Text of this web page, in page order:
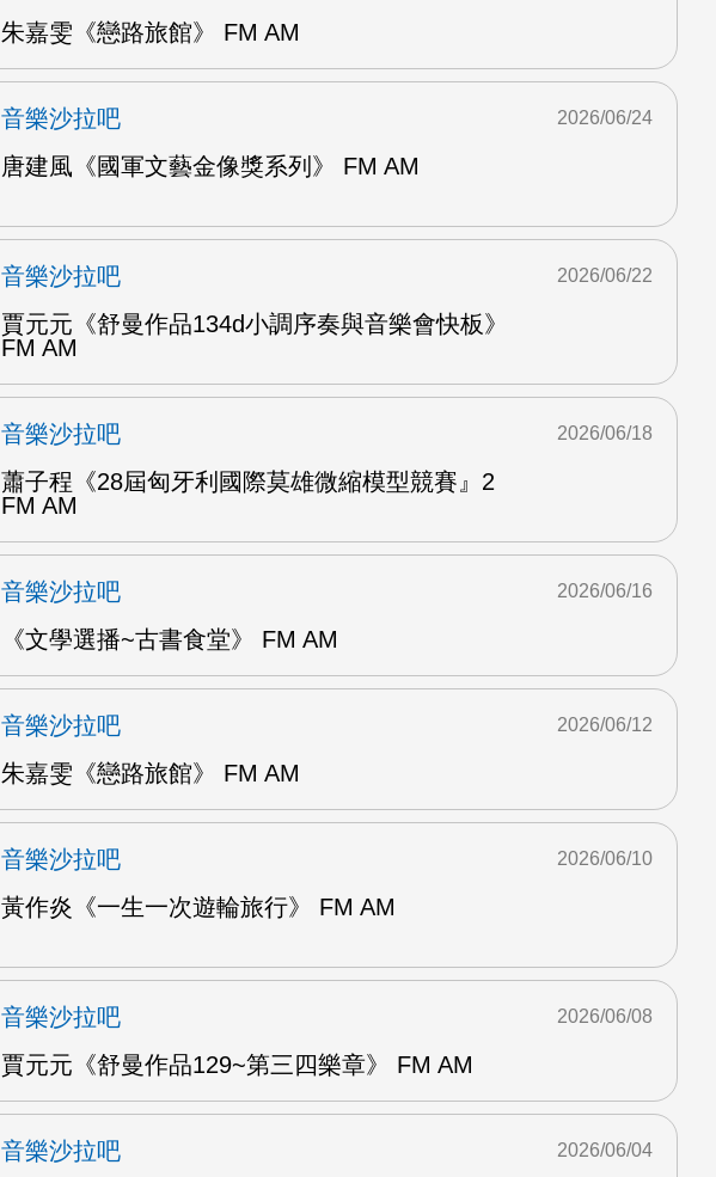
朱嘉雯《戀路旅館》 FM AM
音樂沙拉吧
唐建風《國軍文藝金像獎系列》 FM AM
2026/06/24
音樂沙拉吧
賈元元《舒曼作品134d小調序奏與音樂會快板》
FM AM
2026/06/22
音樂沙拉吧
蕭子程《28屆匈牙利國際莫雄微縮模型競賽』2
FM AM
2026/06/18
音樂沙拉吧
《文學選播~古書食堂》 FM AM
2026/06/16
音樂沙拉吧
朱嘉雯《戀路旅館》 FM AM
2026/06/12
音樂沙拉吧
黃作炎《一生一次遊輪旅行》 FM AM
2026/06/10
音樂沙拉吧
賈元元《舒曼作品129~第三四樂章》 FM AM
2026/06/08
音樂沙拉吧 2026/06/04